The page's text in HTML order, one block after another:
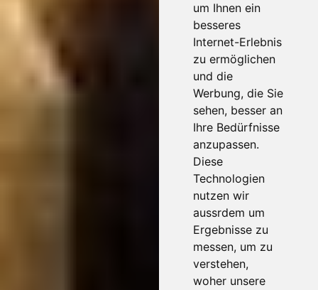
um Ihnen ein
besseres
Internet-Erlebnis
zu ermöglichen
und die
Werbung, die Sie
sehen, besser an
Ihre Bedürfnisse
anzupassen.
Diese
Technologien
nutzen wir
aussrdem um
Ergebnisse zu
messen, um zu
verstehen,
woher unsere